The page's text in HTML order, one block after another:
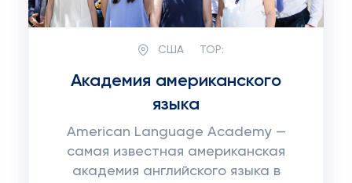
США TOP:
Академия американского
языка
American Language Academy —
самая известная американская
академия английского языка в